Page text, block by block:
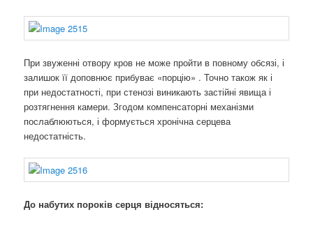
При звуженні отвору кров не може пройти в повному обсязі, і
залишок її доповнює прибуває «порцію» . Точно також як і
при недостатності, при стенозі виникають застійні явища і
розтягнення камери. Згодом компенсаторні механізми
послаблюються, і формується хронічна серцева
недостатність.
До набутих пороків серця відносяться: